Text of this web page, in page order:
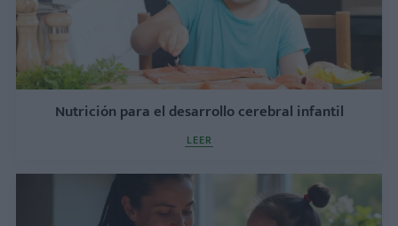
Nutrición para el desarrollo cerebral infantil
LEER